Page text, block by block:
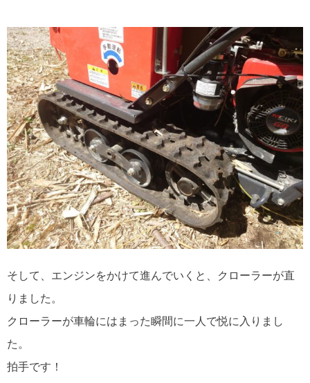
そして、エンジンをかけて進んでいくと、クローラーが直
りました。
クローラーが車輪にはまった瞬間に一人で悦に入りまし
た。
拍手です！